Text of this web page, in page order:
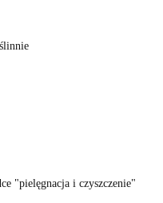
"pielęgnacja i czyszczenie"